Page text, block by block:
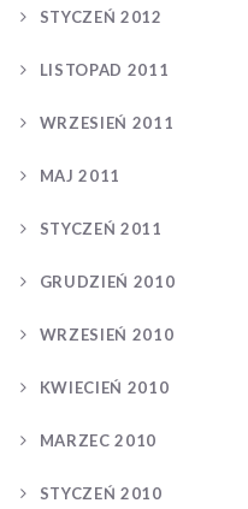
STYCZEŃ 2012
LISTOPAD 2011
WRZESIEŃ 2011
MAJ 2011
STYCZEŃ 2011
GRUDZIEŃ 2010
WRZESIEŃ 2010
KWIECIEŃ 2010
MARZEC 2010
STYCZEŃ 2010